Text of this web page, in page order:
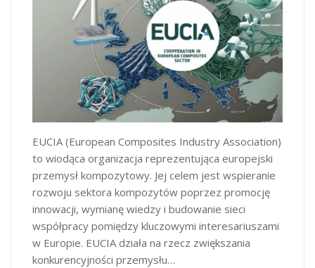
EUCIA (European Composites Industry Association)
to wiodąca organizacja reprezentująca europejski
przemysł kompozytowy. Jej celem jest wspieranie
rozwoju sektora kompozytów poprzez promocję
innowacji, wymianę wiedzy i budowanie sieci
współpracy pomiędzy kluczowymi interesariuszami
w Europie. EUCIA działa na rzecz zwiększania
konkurencyjności przemysłu…